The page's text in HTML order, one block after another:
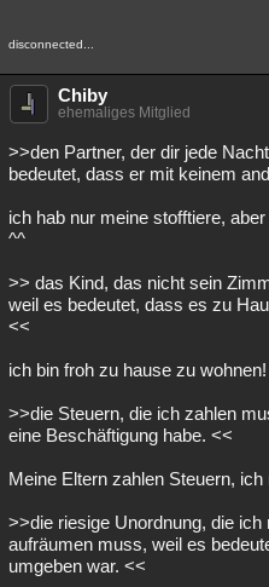
disconnected...
Chiby
ehemaliges Mitglied
>>den Partner, der dir jede
bedeutet, dass er mit keinem
ich hab nur meine stofftiere,
^^
>> das Kind, das nicht sein
weil es bedeutet, dass es zu
<<
ich bin froh zu hause zu wohnen!
>>die Steuern, die ich zahlen
eine Beschäftigung habe. <<
Meine Eltern zahlen Steuern, ich
>>die riesige Unordnung, die
aufräumen muss, weil es
umgeben war. <<